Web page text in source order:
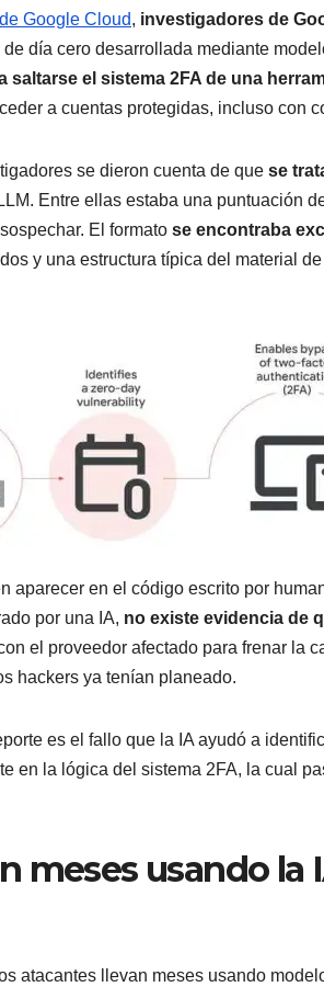
Google Cloud, investigadores de
día cero desarrollada mediante
el sistema 2FA de una
a cuentas protegidas, incluso con
se dieron cuenta de que se
Entre ellas estaba una puntuación
El formato se encontraba
y una estructura típica del material
aparecer en el código escrito por
por una IA, no existe evidencia de
el proveedor afectado para frenar la
hackers ya tenían planeado.
es el fallo que la IA ayudó a
en la lógica del sistema 2FA, la cual
meses usando la
atacantes llevan meses usando